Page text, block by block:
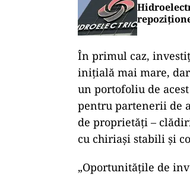
În primul caz,
inițială mai mare,
un portofoliu de
pentru partenerii de
de proprietăți –
cu chiriași stabili și
„Oportunitățile de